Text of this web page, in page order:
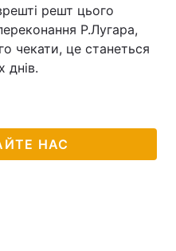
решт цього
Р.Лугара,
чекати, це станеться
днів.
НАС